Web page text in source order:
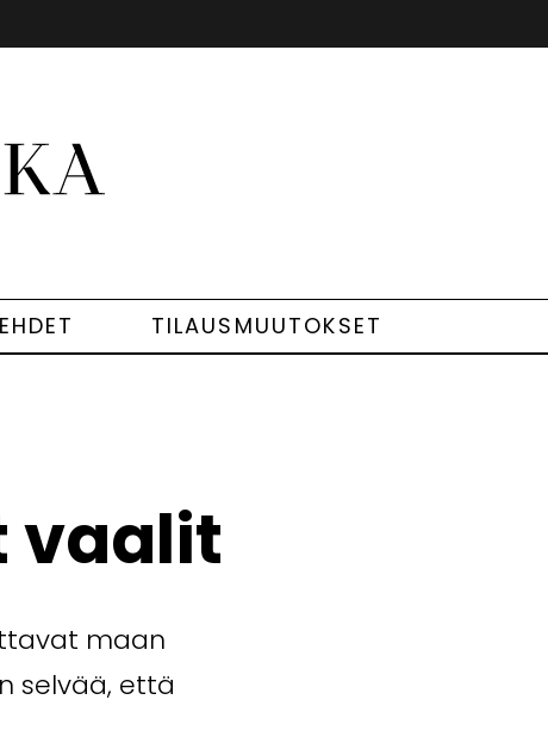
TILAUSMUUTOKSET
vaalit
maan
selvää, että